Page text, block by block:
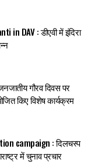
in DAV : डीएवी में इंदिरा
गौरव दिवस पर
किए विशेष कार्यक्रम
campaign : दिलचस्प
में चुनाव प्रचार